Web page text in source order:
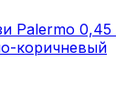
Palermo 0,45
коричневый